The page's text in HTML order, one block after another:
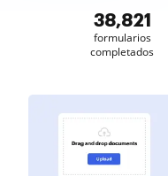
38,822
formularios
completados